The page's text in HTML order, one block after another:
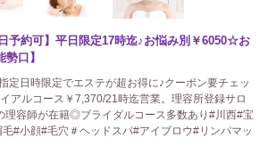
予約可】平日限定17時迄♪お悩み別￥6050☆お
口】
定日時限定でエステが超お得に♪クーポン要チェッ
アルコース￥7,370/21時迄営業。理容所登録サロ
理容師が在籍◎ブライダルコース多数あり#川西#宝
#小顔#毛穴＃ヘッドスパ#アイブロウ#リンパマッ